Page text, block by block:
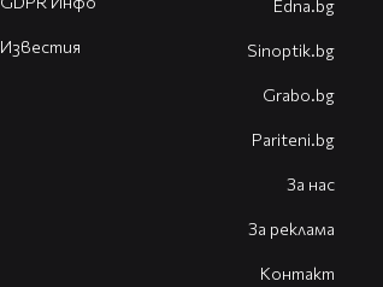
Известия
Edna.bg
Sinoptik.bg
Grabo.bg
Pariteni.bg
За нас
За реклама
Контакт